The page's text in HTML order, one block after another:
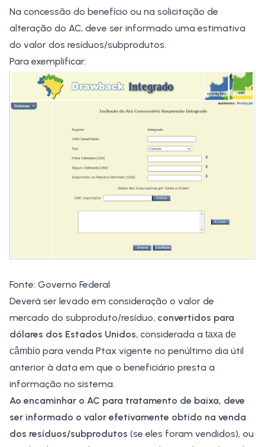
Na concessão do benefício ou na solicitação de
alteração do AC, deve ser informado uma estimativa
do valor dos resíduos/subprodutos.
Para exemplificar:
Fonte: Governo Federal
Deverá ser levado em consideração o valor de
mercado do subproduto/resíduo, convertidos para
dólares dos Estados Unidos, considerada a taxa de
câmbio para venda Ptax vigente no penúltimo dia útil
anterior à data em que o beneficiário presta a
informação no sistema.
Ao encaminhar o AC para tratamento de baixa, deve
ser informado o valor efetivamente obtido na venda
dos resíduos/subprodutos (se eles foram vendidos), ou